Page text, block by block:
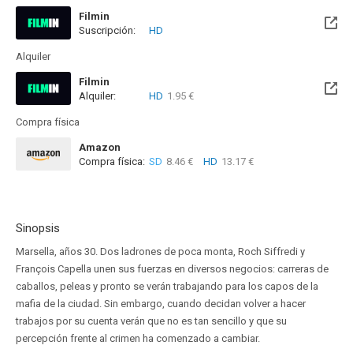
Filmin
Disponible hasta el Vie, 14 Ago 2026 (Quedan 6 días)
Suscripción: HD
Alquiler
Filmin
Disponible hasta el Vie, 14 Ago 2026 (Quedan 6 días)
Alquiler: HD 1.95 €
Compra física
Amazon
Compra física: SD 8.46 € HD 13.17 €
Sinopsis
Marsella, años 30. Dos ladrones de poca monta, Roch Siffredi y
François Capella unen sus fuerzas en diversos negocios: carreras de
caballos, peleas y pronto se verán trabajando para los capos de la
mafia de la ciudad. Sin embargo, cuando decidan volver a hacer
trabajos por su cuenta verán que no es tan sencillo y que su
percepción frente al crimen ha comenzado a cambiar.